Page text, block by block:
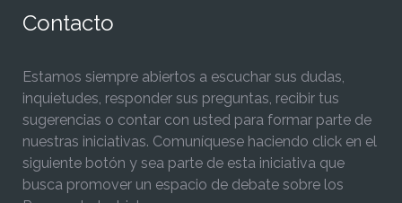
Contacto
Estamos siempre abiertos a escuchar sus dudas,
inquietudes, responder sus preguntas, recibir tus
sugerencias o contar con usted para formar parte de
nuestras iniciativas. Comuníquese haciendo click en el
siguiente botón y sea parte de esta iniciativa que
busca promover un espacio de debate sobre los